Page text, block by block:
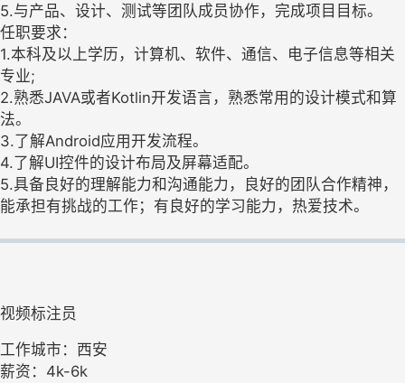
5.与产品、设计、测试等团队成员协作，完成项目目标。
任职要求：
1.本科及以上学历，计算机、软件、通信、电子信息等相关
专业;
2.熟悉JAVA或者Kotlin开发语言，熟悉常用的设计模式和算
法。
3.了解Android应用开发流程。
4.了解UI控件的设计布局及屏幕适配。
5.具备良好的理解能力和沟通能力，良好的团队合作精神，
能承担有挑战的工作；有良好的学习能力，热爱技术。
视频标注员
工作城市：西安
薪资：4k-6k